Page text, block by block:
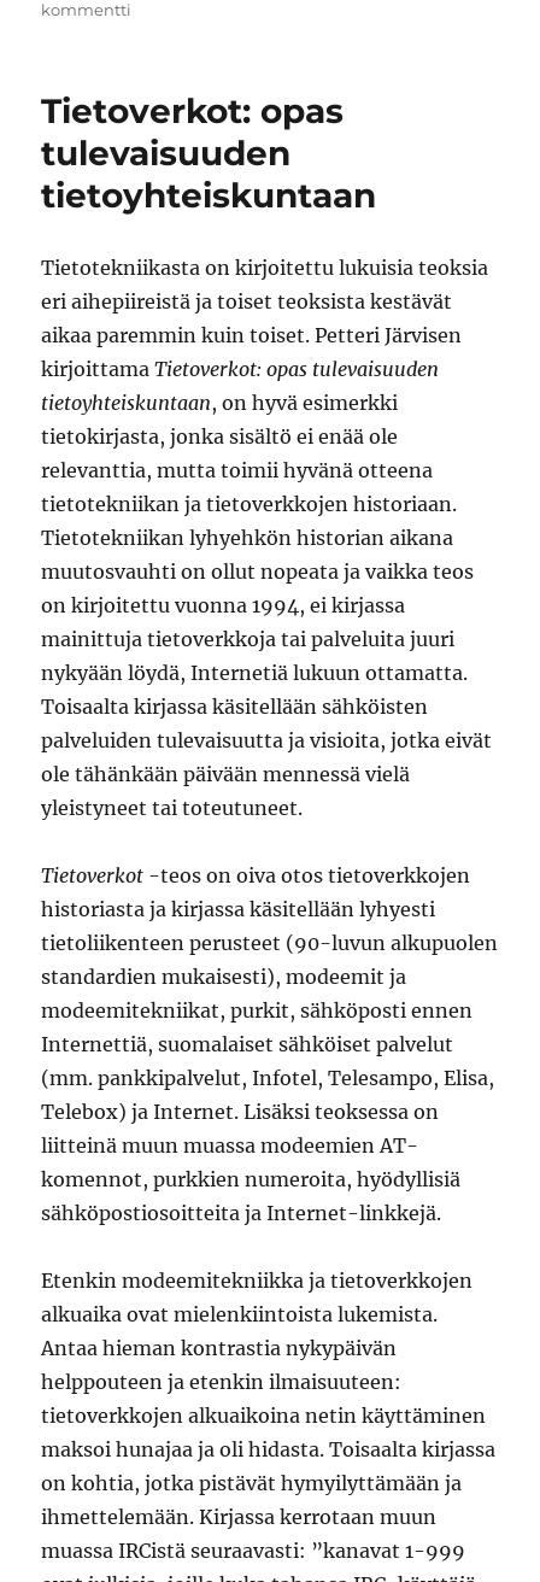
kommentti
loi
kuvaa
tulevaisuuden
työpaikasta
Tietoverkot: opas
tulevaisuuden
tietoyhteiskuntaan
Tietotekniikasta on kirjoitettu lukuisia teoksia
eri aihepiireistä ja toiset teoksista kestävät
aikaa paremmin kuin toiset. Petteri Järvisen
kirjoittamaTietoverkot: opas tulevaisuuden
tietoyhteiskuntaan, on hyvä esimerkki
tietokirjasta, jonka sisältö ei enää ole
relevanttia, mutta toimii hyvänä otteena
tietotekniikan ja tietoverkkojen historiaan.
Tietotekniikan lyhyehkön historian aikana
muutosvauhti on ollut nopeata ja vaikka teos
on kirjoitettu vuonna 1994, ei kirjassa
mainittuja tietoverkkoja tai palveluita juuri
nykyään löydä, Internetiä lukuun ottamatta.
Toisaalta kirjassa käsitellään sähköisten
palveluiden tulevaisuutta ja visioita, jotka eivät
ole tähänkään päivään mennessä vielä
yleistyneet tai toteutuneet.
Tietoverkot -teos on oiva otos tietoverkkojen
historiasta ja kirjassa käsitellään lyhyesti
tietoliikenteen perusteet (90-luvun alkupuolen
standardien mukaisesti), modeemit ja
modeemitekniikat, purkit, sähköposti ennen
Internettiä, suomalaiset sähköiset palvelut
(mm. pankkipalvelut, Infotel, Telesampo, Elisa,
Telebox) ja Internet. Lisäksi teoksessa on
liitteinä muun muassa modeemien AT-
komennot, purkkien numeroita, hyödyllisiä
sähköpostiosoitteita ja Internet-linkkejä.
Etenkin modeemitekniikka ja tietoverkkojen
alkuaika ovat mielenkiintoista lukemista.
Antaa hieman kontrastia nykypäivän
helppouteen ja etenkin ilmaisuuteen:
tietoverkkojen alkuaikoina netin käyttäminen
maksoi hunajaa ja oli hidasta. Toisaalta kirjassa
on kohtia, jotka pistävät hymyilyttämään ja
ihmettelemään. Kirjassa kerrotaan muun
muassa IRCistä seuraavasti: ”kanavat 1-999